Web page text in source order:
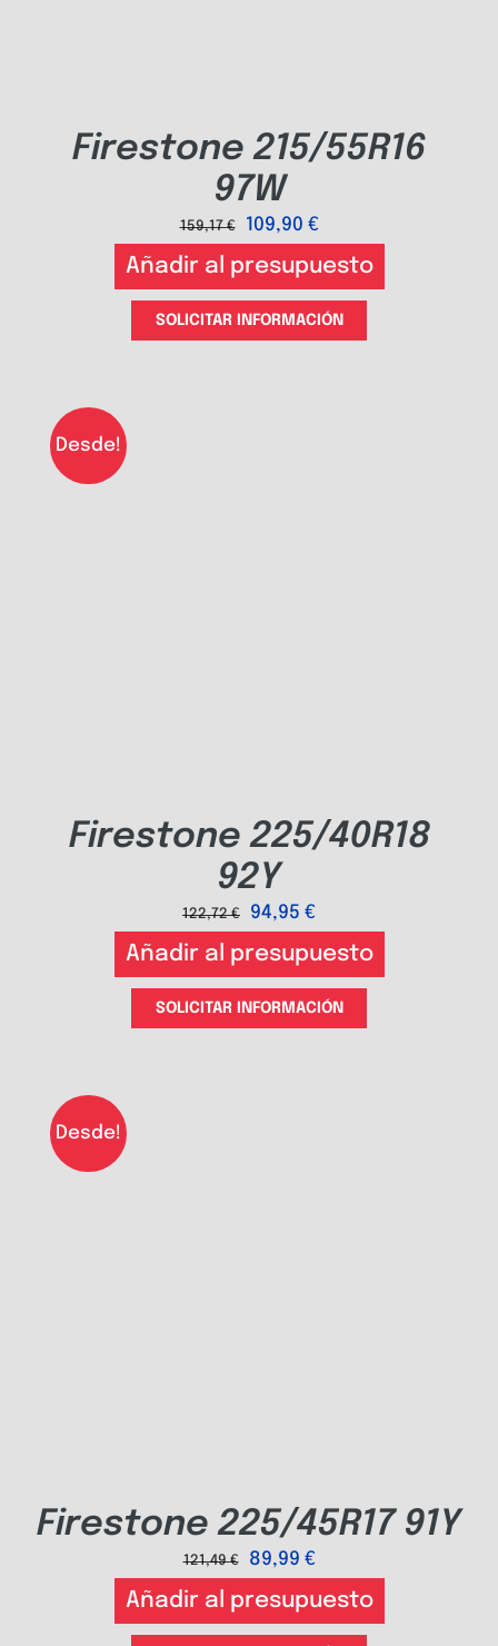
Firestone 215/55R16
97W
159,17€ 109,90 €
Añadir al presupuesto
SOLICITAR INFORMACIÓN
Desde!
Firestone 225/40R18
92Y
122,72€ 94,95 €
Añadir al presupuesto
SOLICITAR INFORMACIÓN
Desde!
Firestone 225/45R17 91Y
121,49€ 89,99 €
Añadir al presupuesto